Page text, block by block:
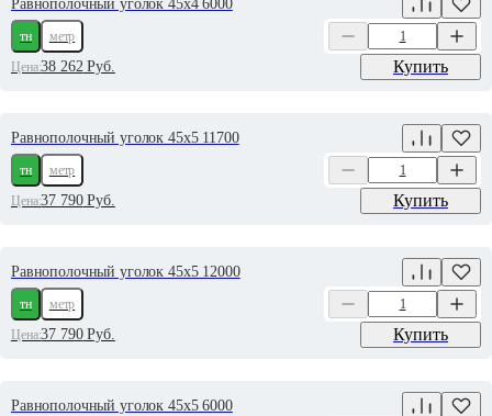
Равнополочный уголок 45х4 6000
тн
метр
Цена:38 262Руб. Купить
Равнополочный уголок 45х5 11700
тн
метр
Цена:37 790Руб. Купить
Равнополочный уголок 45х5 12000
тн
метр
Цена:37 790Руб. Купить
Равнополочный уголок 45х5 6000